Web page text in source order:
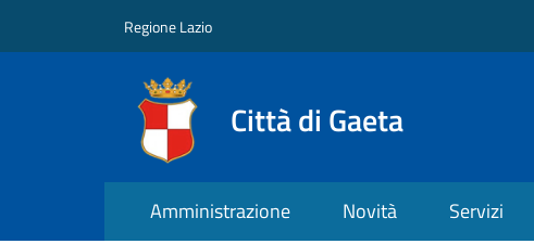
Regione Lazio
Città di Gaeta
Amministrazione Novità Servizi